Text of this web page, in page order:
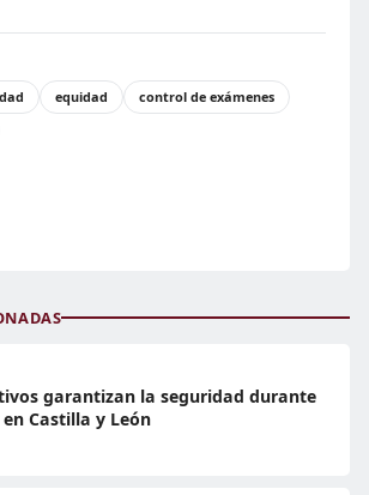
equidad
control de exámenes
garantizan la seguridad durante
Castilla y León